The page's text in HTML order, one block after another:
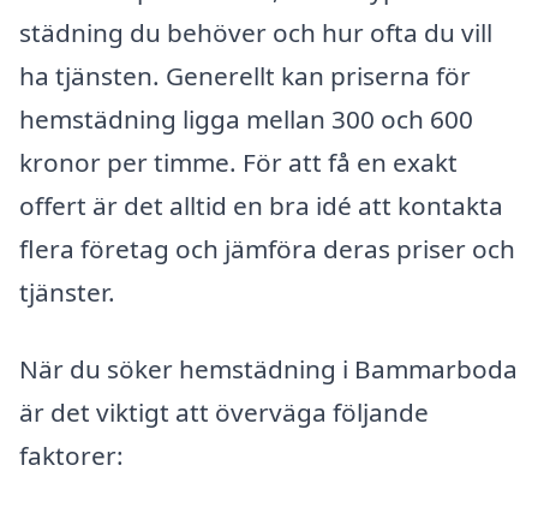
städning du behöver och hur ofta du vill
ha tjänsten. Generellt kan priserna för
hemstädning ligga mellan 300 och 600
kronor per timme. För att få en exakt
offert är det alltid en bra idé att kontakta
flera företag och jämföra deras priser och
tjänster.
När du söker hemstädning i Bammarboda
är det viktigt att överväga följande
faktorer: